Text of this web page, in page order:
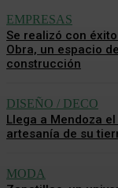
EMPRESAS
Se realizó con
Obra, un espacio
construcción
DISEÑO / DECO
Llega a Mendoza
artesanía de su
MODA